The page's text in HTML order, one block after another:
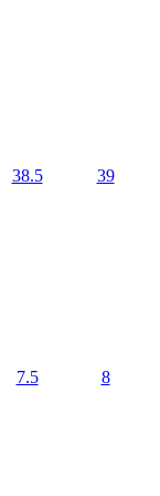
38.5 39
7.5 8